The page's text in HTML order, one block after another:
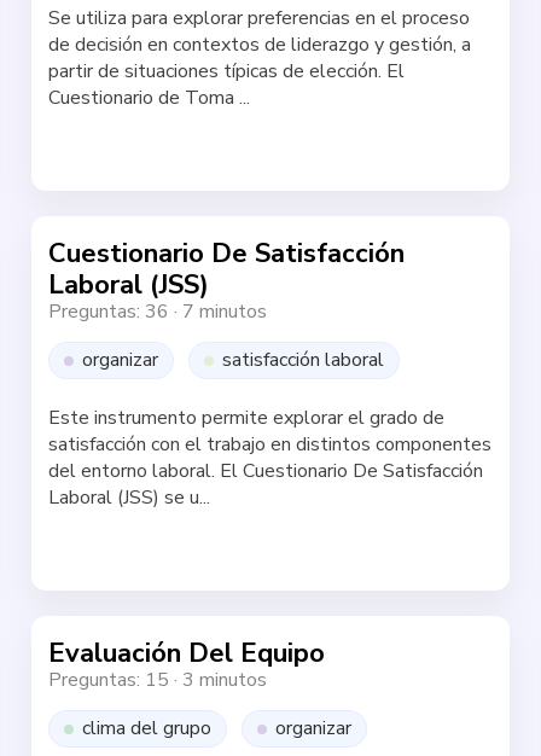
Se utiliza para explorar preferencias en el proceso
de decisión en contextos de liderazgo y gestión, a
partir de situaciones típicas de elección. El
Cuestionario de Toma ...
Cuestionario De Satisfacción
Laboral (JSS)
Preguntas: 36 · 7 minutos
organizar
satisfacción laboral
Este instrumento permite explorar el grado de
satisfacción con el trabajo en distintos componentes
del entorno laboral. El Cuestionario De Satisfacción
Laboral (JSS) se u...
Evaluación Del Equipo
Preguntas: 15 · 3 minutos
clima del grupo
organizar